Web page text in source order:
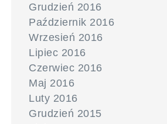
Grudzień 2016
Październik 2016
Wrzesień 2016
Lipiec 2016
Czerwiec 2016
Maj 2016
Luty 2016
Grudzień 2015